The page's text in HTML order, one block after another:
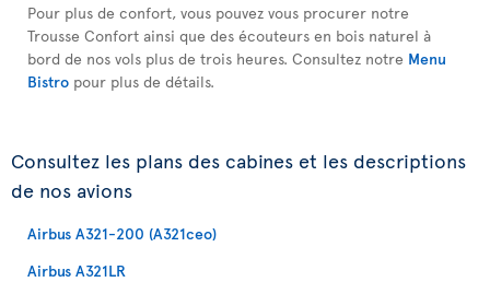
Pour plus de confort, vous pouvez vous procurer notre
Trousse Confort ainsi que des écouteurs en bois naturel à
bord de nos vols plus de trois heures. Consultez notre Menu
Bistro pour plus de détails.
Consultez les plans des cabines et les descriptions
de nos avions
Airbus A321-200 (A321ceo)
Airbus A321LR